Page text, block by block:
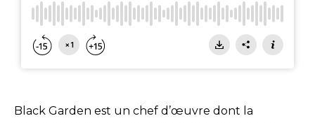
Black Garden est un chef d’œuvre dont la